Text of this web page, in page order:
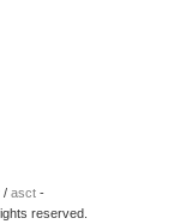
/ asct -
reserved.